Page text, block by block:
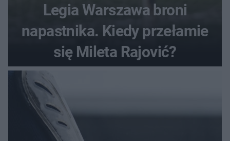
Legia Warszawa broni
napastnika. Kiedy przełamie
się Mileta Rajović?